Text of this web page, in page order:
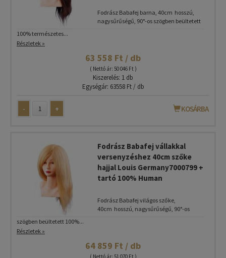
Fodrász Babafej barna, 40cm hosszú,
nagysűrűségű, 90°-os szögben beültetett
100% természetes...
Részletek »
63 558 Ft / db
( Nettó ár: 50 046 Ft )
Kiszerelés: 1 db
Egységár: 63558 Ft / db
- + KOSÁRBA
Fodrász Babafej vállakkal
versenyzéshez 40cm szőke
hajjal Louis Germany7000799 +
tartó 100% Human
Fodrász Babafej világos szőke,
40cm hosszú, nagysűrűségű, 90°-os
szögben beültetett 100%...
Részletek »
64 859 Ft / db
( Nettó ár: 51 070 Ft )